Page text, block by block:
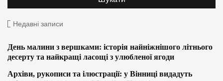
Недавні записи
День малини з вершками: історія найніжнішого літнього
десерту та найкращі ласощі з улюбленої ягоди
Архіви, рукописи та ілюстрації: у Вінниці видадуть